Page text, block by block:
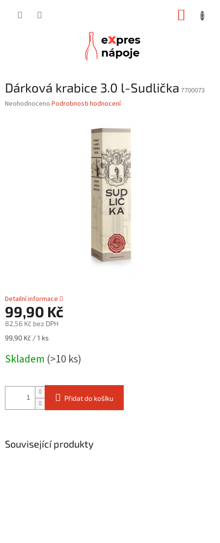
Dárková krabice 3.0 l-Sudlička 7700073
Průměrné
Neohodnoceno Podrobnosti hodnocení
Detailní informace
99,90 Kč
82,56 Kč bez DPH
Měrná
99,90 Kč / 1 ks
Skladem (>10 ks)
Přidat do košíku
Související produkty